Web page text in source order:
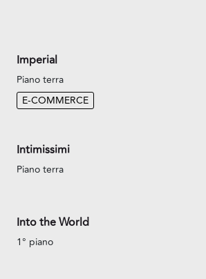
Imperial
Piano terra
E-COMMERCE
Intimissimi
Piano terra
Into the World
1° piano